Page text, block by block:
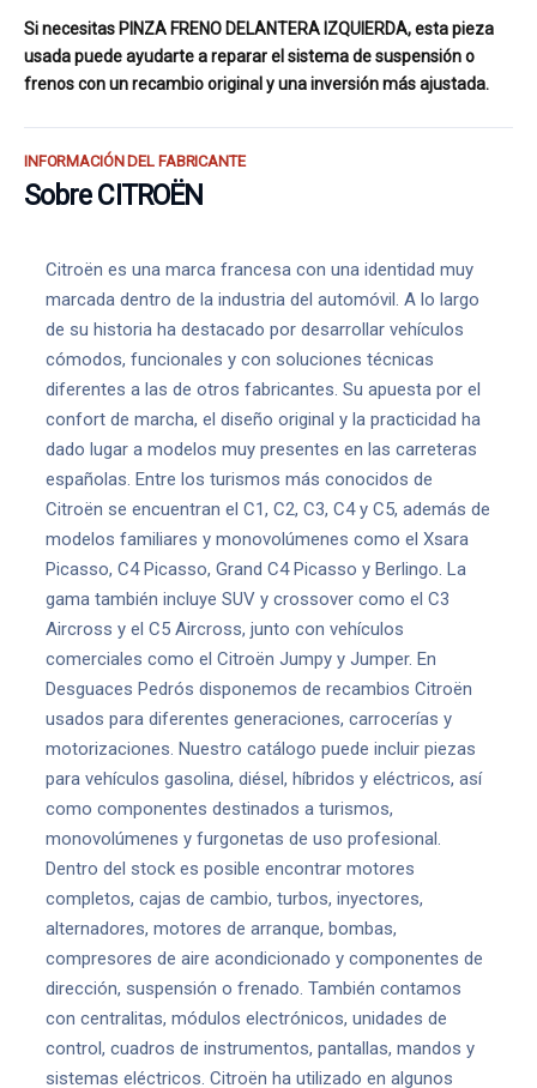
Si necesitas PINZA FRENO DELANTERA IZQUIERDA, esta pieza
usada puede ayudarte a reparar el sistema de suspensión o
frenos con un recambio original y una inversión más ajustada.
INFORMACIÓN DEL FABRICANTE
Sobre CITROËN
Citroën es una marca francesa con una identidad muy
marcada dentro de la industria del automóvil. A lo largo
de su historia ha destacado por desarrollar vehículos
cómodos, funcionales y con soluciones técnicas
diferentes a las de otros fabricantes. Su apuesta por el
confort de marcha, el diseño original y la practicidad ha
dado lugar a modelos muy presentes en las carreteras
españolas. Entre los turismos más conocidos de
Citroën se encuentran el C1, C2, C3, C4 y C5, además de
modelos familiares y monovolúmenes como el Xsara
Picasso, C4 Picasso, Grand C4 Picasso y Berlingo. La
gama también incluye SUV y crossover como el C3
Aircross y el C5 Aircross, junto con vehículos
comerciales como el Citroën Jumpy y Jumper. En
Desguaces Pedrós disponemos de recambios Citroën
usados para diferentes generaciones, carrocerías y
motorizaciones. Nuestro catálogo puede incluir piezas
para vehículos gasolina, diésel, híbridos y eléctricos, así
como componentes destinados a turismos,
monovolúmenes y furgonetas de uso profesional.
Dentro del stock es posible encontrar motores
completos, cajas de cambio, turbos, inyectores,
alternadores, motores de arranque, bombas,
compresores de aire acondicionado y componentes de
dirección, suspensión o frenado. También contamos
con centralitas, módulos electrónicos, unidades de
control, cuadros de instrumentos, pantallas, mandos y
sistemas eléctricos. Citroën ha utilizado en algunos